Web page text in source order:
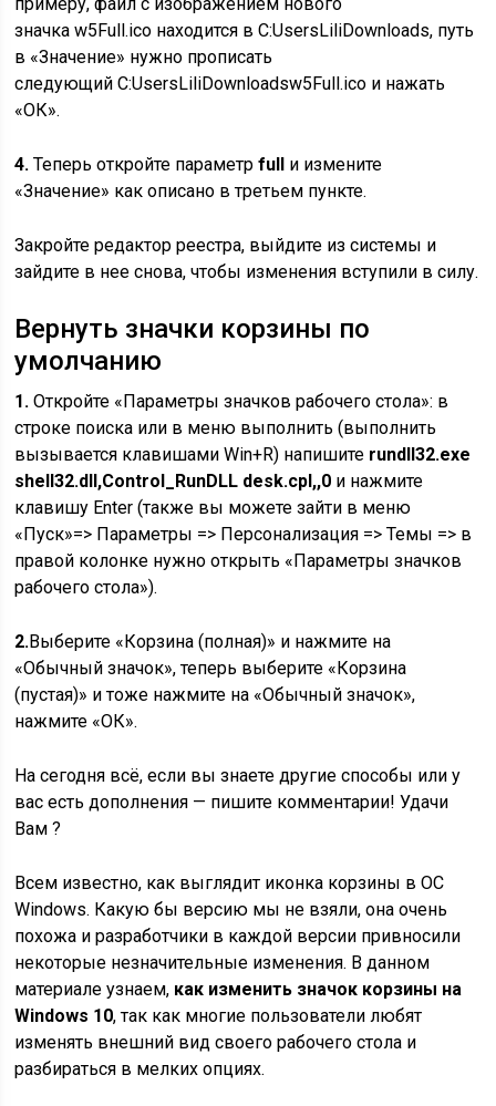
значка w5Full.ico находится в C:UsersLiliDownloads, путь
в «Значение» нужно прописать
следующий C:UsersLiliDownloadsw5Full.ico и нажать
«ОК».
4. Теперь откройте параметрfull и измените
«Значение» как описано в третьем пункте.
Закройте редактор реестра, выйдите из системы и
зайдите в нее снова, чтобы изменения вступили в силу.
Вернуть значки корзины по
умолчанию
1. Откройте «Параметры значков рабочего стола»: в
строке поиска или в меню выполнить (выполнить
вызывается клавишами Win+R) напишите rundll32.exe
shell32.dll,Control_RunDLL desk.cpl,,0 и нажмите
клавишу Enter (также вы можете зайти в меню
«Пуск»=> Параметры => Персонализация => Темы => в
правой колонке нужно открыть «Параметры значков
рабочего стола»).
2.Выберите «Корзина (полная)» и нажмите на
«Обычный значок», теперь выберите «Корзина
(пустая)» и тоже нажмите на «Обычный значок»,
нажмите «ОК».
На сегодня всё, если вы знаете другие способы или у
вас есть дополнения — пишите комментарии! Удачи
Вам ?
Всем известно, как выглядит иконка корзины в ОС
Windows. Какую бы версию мы не взяли, она очень
похожа и разработчики в каждой версии привносили
некоторые незначительные изменения. В данном
материале узнаем, как изменить значок корзины на
Windows 10, так как многие пользователи любят
изменять внешний вид своего рабочего стола и
разбираться в мелких опциях.